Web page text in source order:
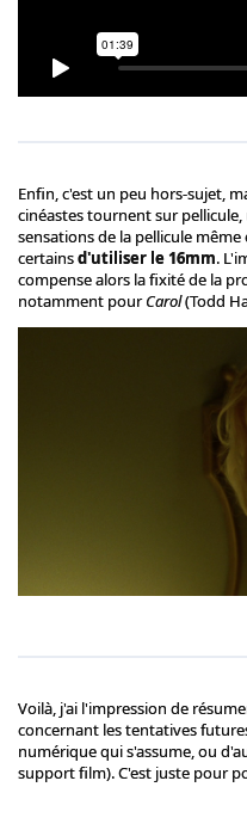
Enfin, c'est un peu hors-sujet,
cinéastes tournent sur
sensations de la pellicule
certainsd'utiliser le 16mm.
compense alors la fixité de la
notamment pourCarol(Todd
Voilà, j'ai l'impression de
concernant les tentatives
numérique qui s'assume, ou
support film). C'est juste pour